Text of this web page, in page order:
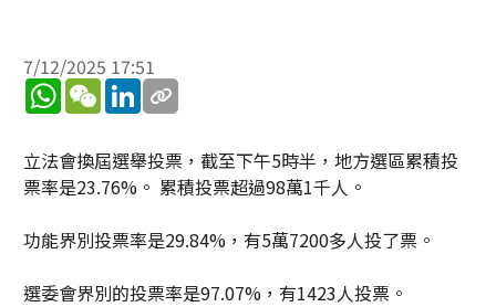
7/12/2025 17:51
WhatsApp
WeChatLinkedIn
立法會換屆選舉投票，截至下午5時半，地方選區累積投
票率是23.76%。 累積投票超過98萬1千人。
功能界別投票率是29.84%，有5萬7200多人投了票。
選委會界別的投票率是97.07%，有1423人投票。